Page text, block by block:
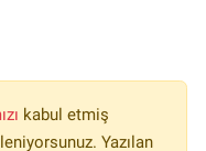
kabul etmiş
Yazılan